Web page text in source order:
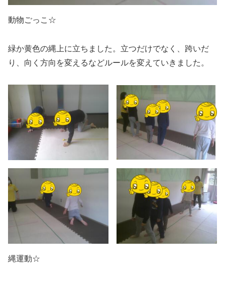
動物ごっこ☆
緑か黄色の縄上に立ちました。立つだけでなく、跨いだ
り、向く方向を変えるなどルールを変えていきました。
縄運動☆